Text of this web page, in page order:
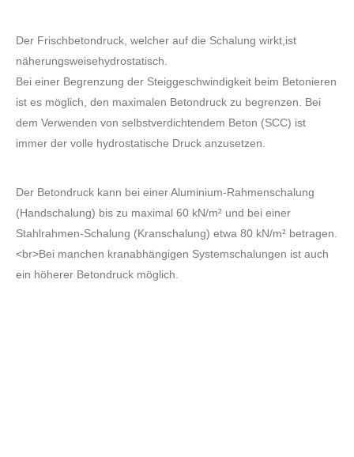
Der Frischbetondruck, welcher auf die Schalung wirkt,ist
näherungsweisehydrostatisch.
Bei einer Begrenzung der Steiggeschwindigkeit beim Betonieren
ist es möglich, den maximalen Betondruck zu begrenzen. Bei
dem Verwenden von selbstverdichtendem Beton (SCC) ist
immer der volle hydrostatische Druck anzusetzen.
Der Betondruck kann bei einer Aluminium-Rahmenschalung
(Handschalung) bis zu maximal 60 kN/m² und bei einer
Stahlrahmen-Schalung (Kranschalung) etwa 80 kN/m² betragen.
<br>Bei manchen kranabhängigen Systemschalungen ist auch
ein höherer Betondruck möglich.